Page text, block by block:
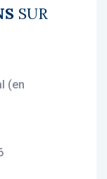
bien est
dès
loué ou
SUR
(en